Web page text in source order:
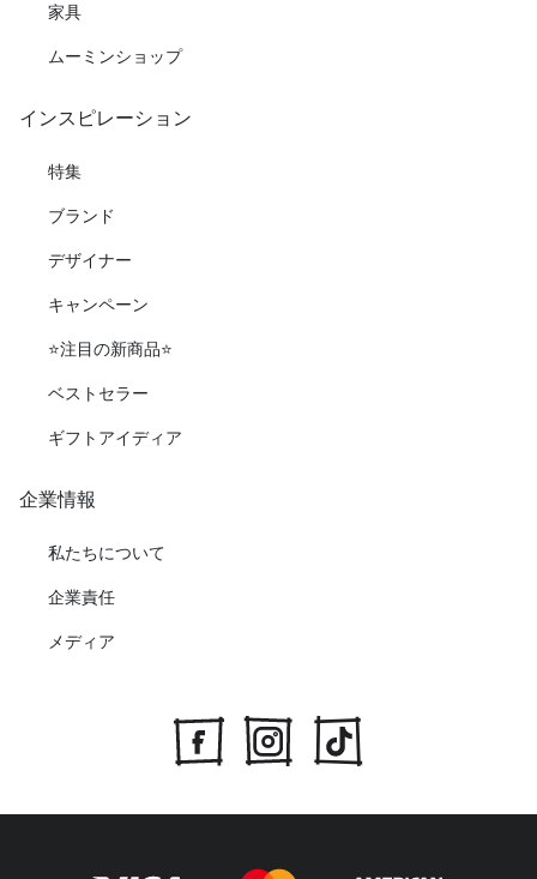
家具
ムーミンショップ
インスピレーション
特集
ブランド
デザイナー
キャンペーン
⭐️注目の新商品⭐️
ベストセラー
ギフトアイディア
企業情報
私たちについて
企業責任
メディア